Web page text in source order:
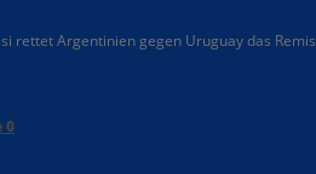
rettet Argentinien gegen Uruguay das Remis
0